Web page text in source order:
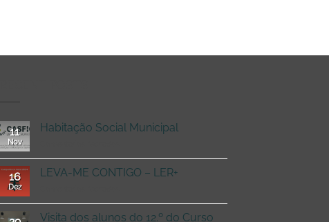
11
Nov
Habitação Social Municipal
Social
Municipal
16
Dez
LEVA-ME CONTIGO – LER+
Visita dos alunos do 12.º do Curso